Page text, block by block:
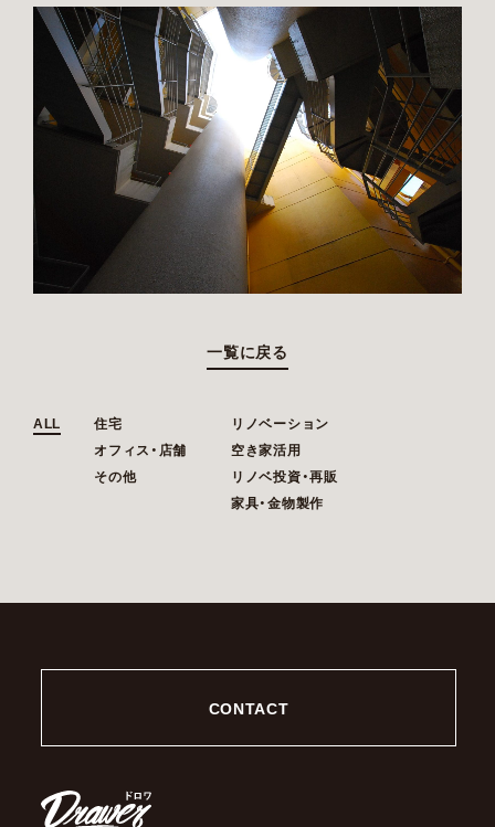
一覧に戻る
ALL
住宅
オフィス・店舗
その他
リノベーション
空き家活用
リノベ投資・再販
家具・金物製作
CONTACT